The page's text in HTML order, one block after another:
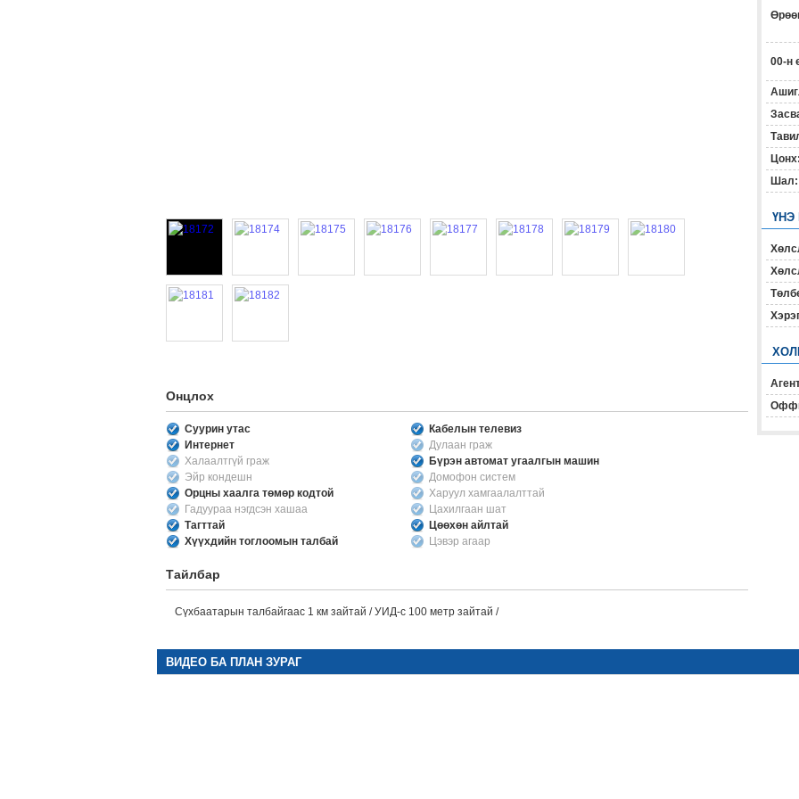
Онцлох
Суурин утас
Кабелын телевиз
Интернет
Дулаан граж
Халаалтгүй граж
Бүрэн автомат угаалгын машин
Эйр кондешн
Домофон систем
Орцны хаалга төмөр кодтой
Харуул хамгаалалттай
Гадуураа нэгдсэн хашаа
Цахилгаан шат
Тагттай
Цөөхөн айлтай
Хүүхдийн тоглоомын талбай
Цэвэр агаар
Тайлбар
Сүхбаатарын талбайгаас 1 км зайтай / УИД-с 100 метр зайтай /
00-н
Цонх:
Шал:
ҮНЭ
ВИДЕО БА ПЛАН ЗУРАГ